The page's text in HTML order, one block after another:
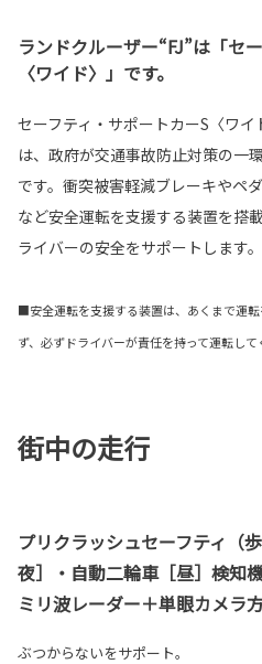
ランドクルーザー“FJ”は「セ
〈ワイド〉」です。
セーフティ・サポートカーS〈ワイ
は、政府が交通事故防止対策の一
です。衝突被害軽減ブレーキやペ
など安全運転を支援する装置を搭
ライバーの安全をサポートします。
■安全運転を支援する装置は、あくまで運
ず、必ずドライバーが責任を持って運転して
街中の走行
プリクラッシュセーフティ（
夜］・自動二輪車［昼］検知
ミリ波レーダー＋単眼カメラ方
ぶつからないをサポート。